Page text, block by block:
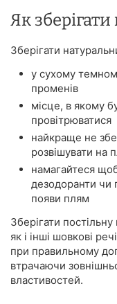
Як
Зберігати
у сухому
променів
місце, в якому
провітрюватися
найкраще не
розвішувати на
намагайтеся
дезодоранти
появи плям
Зберігати
як і інші шовкові
при правильному
втрачаючи
властивостей.